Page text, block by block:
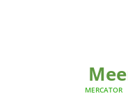
MERCATOR